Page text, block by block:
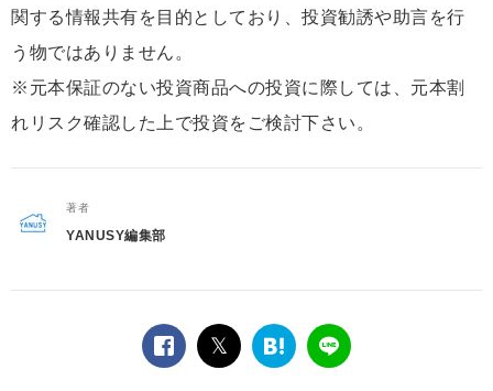
関する情報共有を目的としており、投資勧誘や助言を行
う物ではありません。
※元本保証のない投資商品への投資に際しては、元本割
れリスク確認した上で投資をご検討下さい。
著者
YANUSY編集部
facebook
twitterは
LINE